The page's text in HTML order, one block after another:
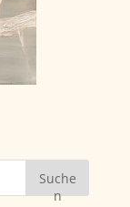
Suche
n